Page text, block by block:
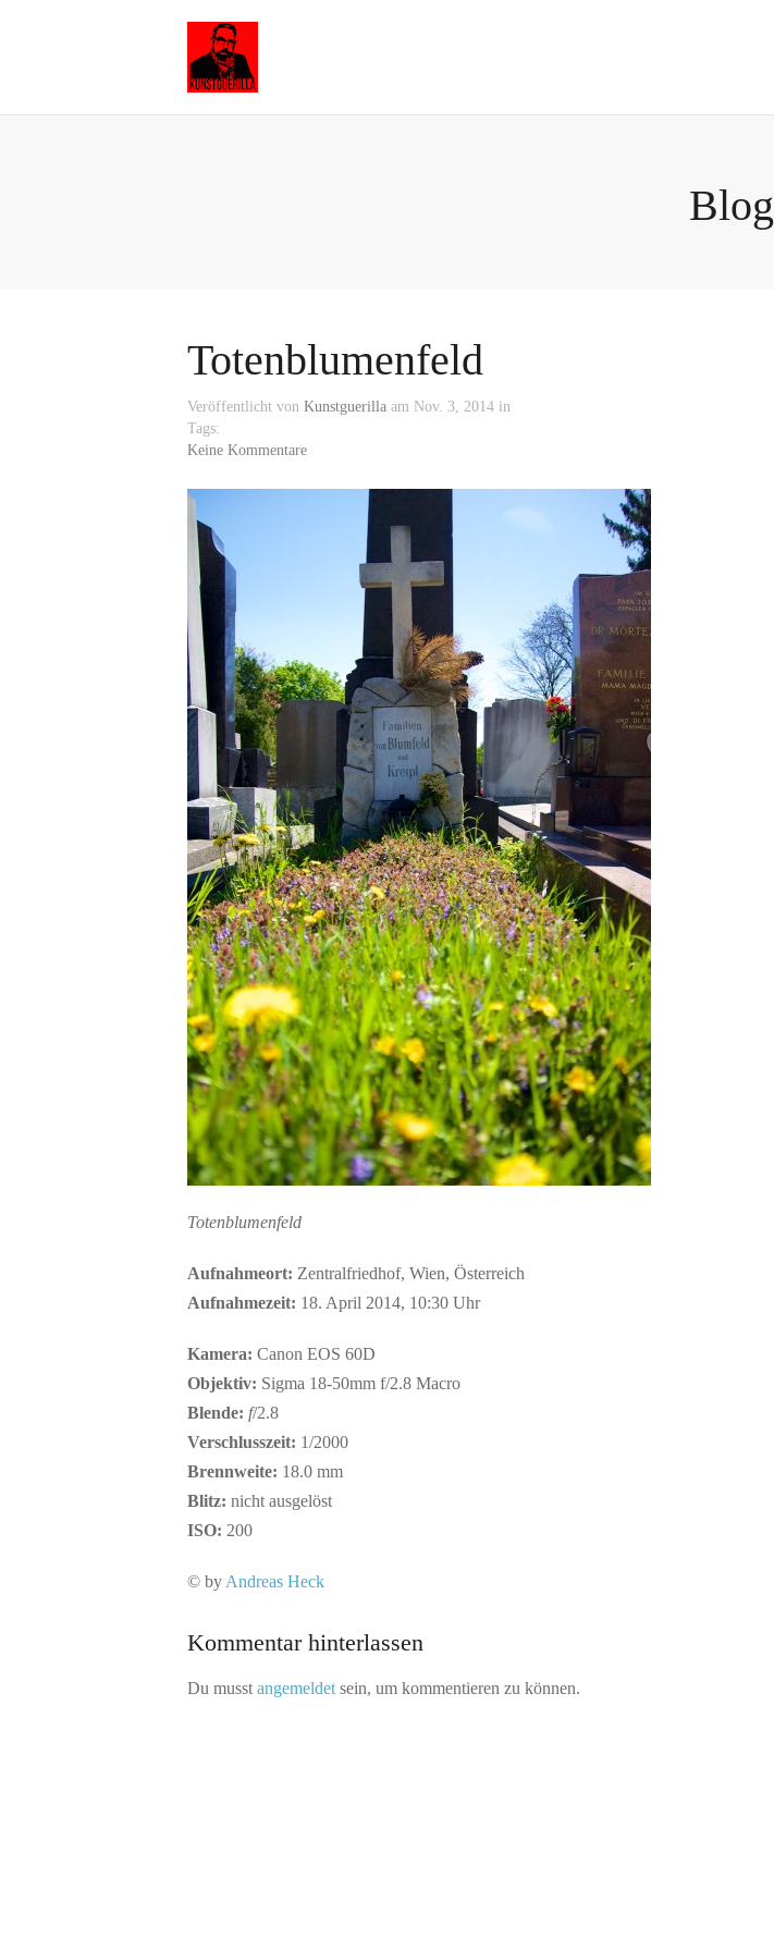
Blog
Totenblumenfeld
Veröffentlicht von Kunstguerilla am Nov. 3, 2014 in
Tags:
Keine Kommentare
Totenblumenfeld
Aufnahmeort: Zentralfriedhof, Wien, Österreich
Aufnahmezeit: 18. April 2014, 10:30 Uhr
Kamera: Canon EOS 60D
Objektiv: Sigma 18-50mm f/2.8 Macro
Blende: f/2.8
Verschlusszeit: 1/2000
Brennweite: 18.0 mm
Blitz: nicht ausgelöst
ISO: 200
© by Andreas Heck
Kommentar hinterlassen
Du musst angemeldet sein, um kommentieren zu können.